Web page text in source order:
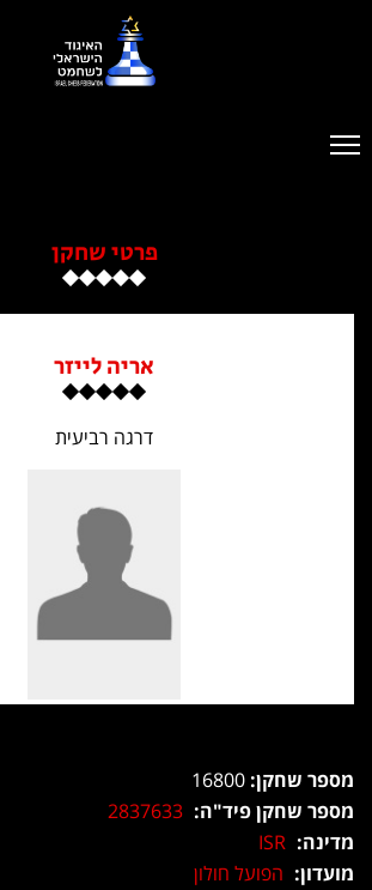
פרטי שחקן
אריה לייזר
דרגה רביעית
מספר שחקן:
מספר שחקן פיד"ה: 2837633
מדינה: ISR
מועדון: הפועל חולון